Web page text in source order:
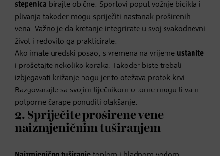
stepenica birajte obične. Sportovi poput vožnje bicikla i
plivanja također mogu spriječiti nastanak proširenih
vena. Važno je da kretanje integrirate u svoj svakodnevni
život i redovito ga prakticirate.
Ako imate uredski posao, s vremena na vrijeme ustanite
i prošetajte nekoliko koraka. Također biste trebali
izbjegavati križanje nogu jer to otežava protok krvi.
Razgovarajte sa svojim liječnikom o tome mogu li vam
potporne čarape ponuditi olakšanje.
2. Spriječite proširene vene
naizmjeničnim tuširanjem